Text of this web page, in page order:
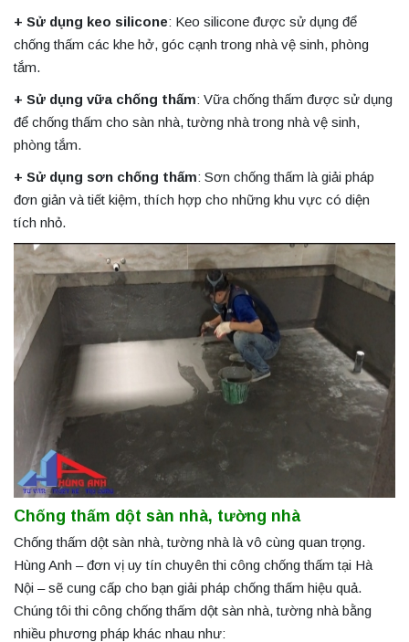
+ Sử dụng keo silicone: Keo silicone được sử dụng để
chống thấm các khe hở, góc cạnh trong nhà vệ sinh, phòng
tắm.
+ Sử dụng vữa chống thấm: Vữa chống thấm được sử dụng
để chống thấm cho sàn nhà, tường nhà trong nhà vệ sinh,
phòng tắm.
+ Sử dụng sơn chống thấm: Sơn chống thấm là giải pháp
đơn giản và tiết kiệm, thích hợp cho những khu vực có diện
tích nhỏ.
Chống thấm dột sàn nhà, tường nhà
Chống thấm dột sàn nhà, tường nhà là vô cùng quan trọng.
Hùng Anh – đơn vị uy tín chuyên thi công chống thấm tại Hà
Nội – sẽ cung cấp cho bạn giải pháp chống thấm hiệu quả.
Chúng tôi thi công chống thấm dột sàn nhà, tường nhà bằng
nhiều phương pháp khác nhau như: